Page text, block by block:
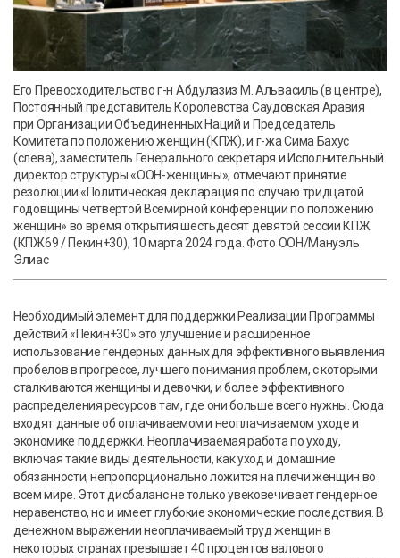
Его Превосходительство г-н Абдулазиз М. Альвасиль (в центре),
Постоянный представитель Королевства Саудовская Аравия
при Организации Объединенных Наций и Председатель
Комитета по положению женщин (КПЖ), и г-жа Сима Бахус
(слева), заместитель Генерального секретаря и Исполнительный
директор структуры «ООН-женщины», отмечают принятие
резолюции «Политическая декларация по случаю тридцатой
годовщины четвертой Всемирной конференции по положению
женщин» во время открытия шестьдесят девятой сессии КПЖ
(КПЖ69 / Пекин+30), 10 марта 2024 года. Фото ООН/Мануэль
Элиас
Необходимый элемент для поддержки Реализации Программы
действий «Пекин+30» это улучшение и расширенное
использование гендерных данных для эффективного выявления
пробелов в прогрессе, лучшего понимания проблем, с которыми
сталкиваются женщины и девочки, и более эффективного
распределения ресурсов там, где они больше всего нужны. Сюда
входят данные об оплачиваемом и неоплачиваемом уходе и
экономике поддержки. Неоплачиваемая работа по уходу,
включая такие виды деятельности, как уход и домашние
обязанности, непропорционально ложится на плечи женщин во
всем мире. Этот дисбаланс не только увековечивает гендерное
неравенство, но и имеет глубокие экономические последствия. В
денежном выражении неоплачиваемый труд женщин в
некоторых странах превышает 40 процентов валового